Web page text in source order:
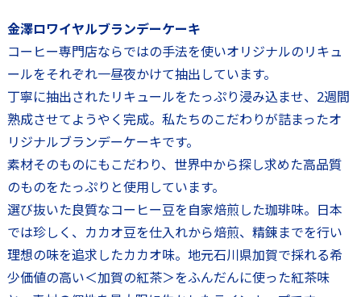
金澤ロワイヤルブランデーケーキ
コーヒー専門店ならではの手法を使いオリジナルのリキュ
ールをそれぞれ一昼夜かけて抽出しています。
丁寧に抽出されたリキュールをたっぷり浸み込ませ、2週間
熟成させてようやく完成。私たちのこだわりが詰まったオ
リジナルブランデーケーキです。
素材そのものにもこだわり、世界中から探し求めた高品質
のものをたっぷりと使用しています。
選び抜いた良質なコーヒー豆を自家焙煎した珈琲味。日本
では珍しく、カカオ豆を仕入れから焙煎、精錬までを行い
理想の味を追求したカカオ味。地元石川県加賀で採れる希
少価値の高い＜加賀の紅茶＞をふんだんに使った紅茶味